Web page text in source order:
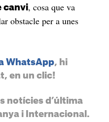
canvi, cosa que va
obstacle per a unes
WhatsApp, hi
en un clic!
notícies d’última
i Internacional.